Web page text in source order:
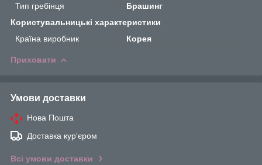
Тип гребінця
Брашинг
Користувальницькі характеристики
Країна виробник
Корея
Приховати
Умови доставки
Нова Пошта
Доставка кур'єром
Всі умови доставки